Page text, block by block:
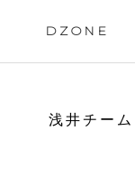
DZONE
浅井チー